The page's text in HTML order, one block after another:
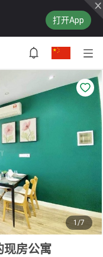
打开App
1/7
现房公寓